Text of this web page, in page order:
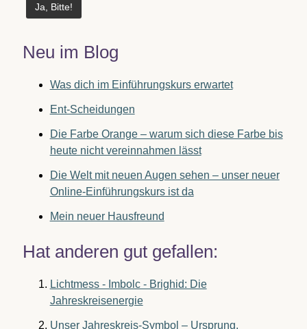
Neu im Blog
Was dich im Einführungskurs erwartet
Ent-Scheidungen
Die Farbe Orange – warum sich diese Farbe bis
heute nicht vereinnahmen lässt
Die Welt mit neuen Augen sehen – unser neuer
Online-Einführungskurs ist da
Mein neuer Hausfreund
Hat anderen gut gefallen:
Lichtmess - Imbolc - Brighid: Die
Jahreskreisenergie
Unser Jahreskreis-Symbol – Ursprung,